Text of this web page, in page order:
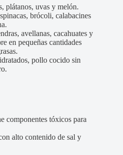
plátanos, uvas y melón.
brócoli, calabacines
avellanas, cacahuates y
en pequeñas cantidades
pollo cocido sin
componentes tóxicos para
alto contenido de sal y